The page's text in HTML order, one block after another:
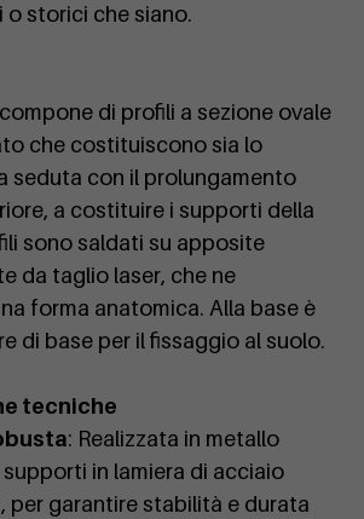
storici che siano.
di profili a sezione ovale
che costituiscono sia lo
seduta con il prolungamento
a costituire i supporti della
sono saldati su apposite
da taglio laser, che ne
forma anatomica. Alla base è
di base per il fissaggio al suolo.
tecniche
: Realizzata in metallo
in lamiera di acciaio
per garantire stabilità e durata